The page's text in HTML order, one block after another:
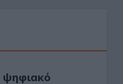
ψηφιακό